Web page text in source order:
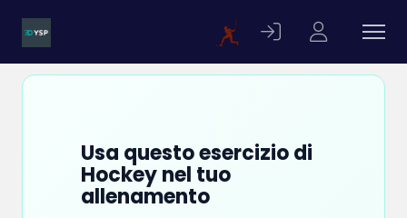
Usa questo esercizio di
Hockey nel tuo
allenamento